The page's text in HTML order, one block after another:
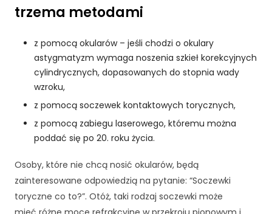
trzema metodami
z pomocą okularów – jeśli chodzi o okulary
astygmatyzm wymaga noszenia szkieł korekcyjnych
cylindrycznych, dopasowanych do stopnia wady
wzroku,
z pomocą soczewek kontaktowych torycznych,
z pomocą zabiegu laserowego, któremu można
poddać się po 20. roku życia.
Osoby, które nie chcą nosić okularów, będą
zainteresowane odpowiedzią na pytanie: “Soczewki
toryczne co to?”. Otóż, taki rodzaj soczewki może
ś
y
in
rn